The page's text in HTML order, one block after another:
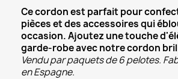
Ce cordon est parfait pour
pièces et des accessoires qui
occasion. Ajoutez une touche
garde-robe avec notre cordon
Vendu par paquets de 6 pelotes.
en Espagne.